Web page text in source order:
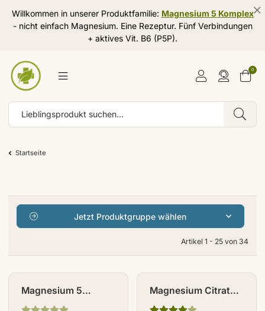
Willkommen in unserer Produktfamilie: Magnesium 5 Komplex
- nicht einfach Magnesium. Eine Rezeptur. Fünf Verbindungen
+ aktives Vit. B6 (P5P).
0
Startseite
Jetzt Produktgruppe wählen
Artikel 1 - 25 von 34
Magnesium 5
Komplex + aktives
Magnesium Citrat
Kapseln 360 Stück